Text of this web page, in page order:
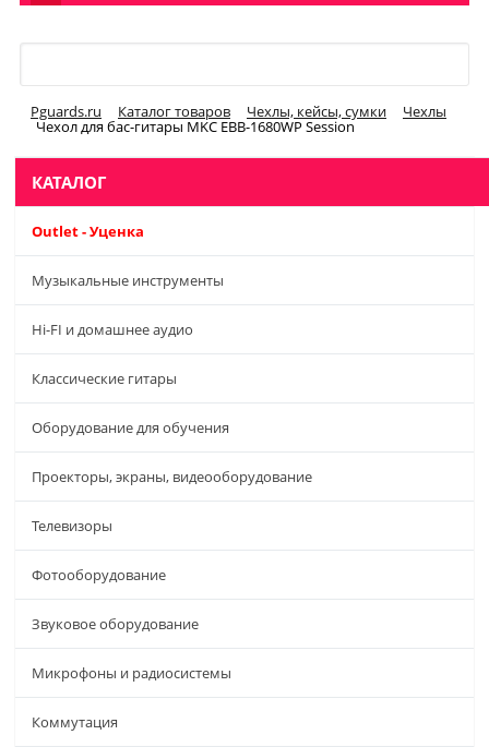
Pguards.ru Каталог товаров Чехлы, кейсы, сумки Чехлы
Чехол для бас-гитары MKC EBB-1680WP Session
КАТАЛОГ
Outlet - Уценка
Музыкальные инструменты
Hi-FI и домашнее аудио
Классические гитары
Оборудование для обучения
Проекторы, экраны, видеооборудование
Телевизоры
Фотооборудование
Звуковое оборудование
Микрофоны и радиосистемы
Коммутация